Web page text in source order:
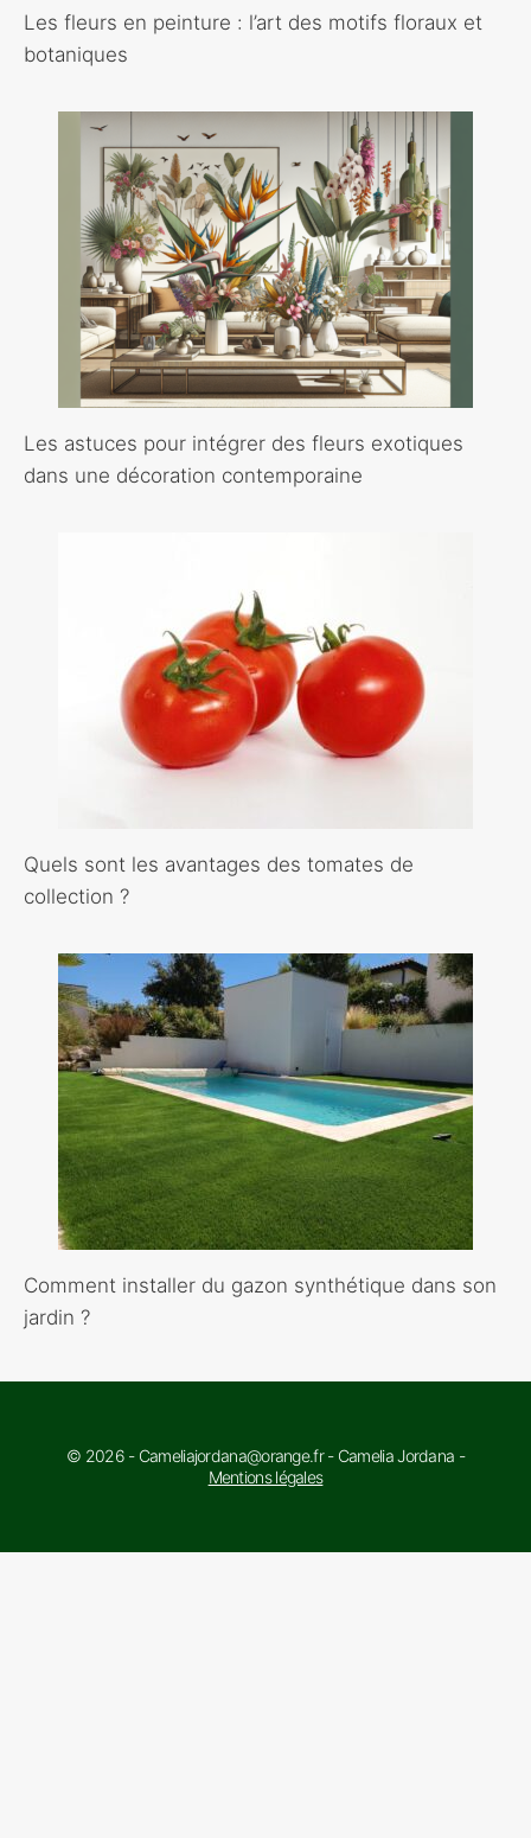
Les fleurs en peinture : l’art des motifs floraux et
botaniques
Les astuces pour intégrer des fleurs exotiques
dans une décoration contemporaine
Quels sont les avantages des tomates de
collection ?
Comment installer du gazon synthétique dans son
jardin ?
© 2026 - Cameliajordana@orange.fr - Camelia Jordana -
Mentions légales